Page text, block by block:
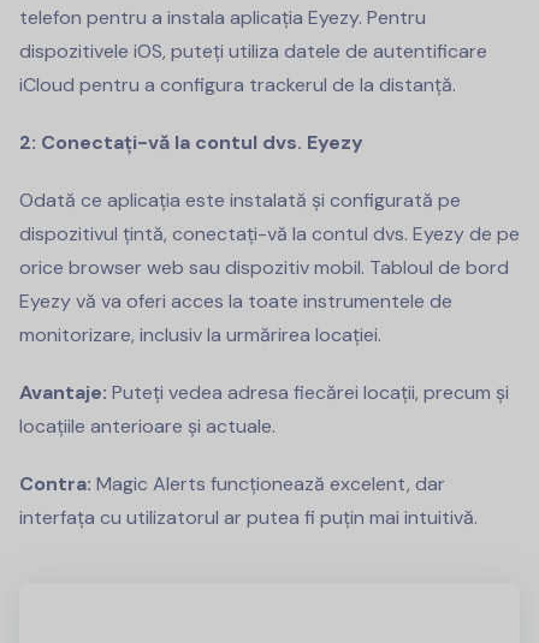
telefon pentru a instala aplicația Eyezy. Pentru
dispozitivele iOS, puteți utiliza datele de autentificare
iCloud pentru a configura trackerul de la distanță.
2: Conectați-vă la contul dvs. Eyezy
Odată ce aplicația este instalată și configurată pe
dispozitivul țintă, conectați-vă la contul dvs. Eyezy de pe
orice browser web sau dispozitiv mobil. Tabloul de bord
Eyezy vă va oferi acces la toate instrumentele de
monitorizare, inclusiv la urmărirea locației.
Avantaje: Puteți vedea adresa fiecărei locații, precum și
locațiile anterioare și actuale.
Contra: Magic Alerts funcționează excelent, dar
interfața cu utilizatorul ar putea fi puțin mai intuitivă.